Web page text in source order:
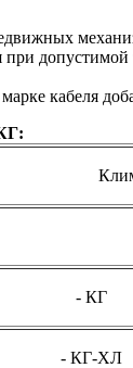
при
кабеля
- КГ
- КГ-ХЛ